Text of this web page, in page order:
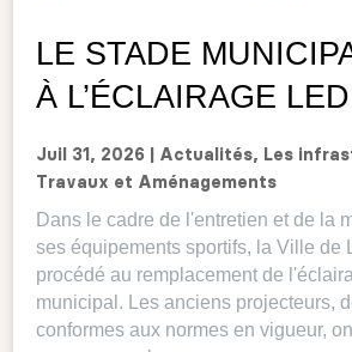
LE STADE
À L’ÉCLAIRAGE LED
Juil 31, 2026 Actualités, Les
Travaux et Aménagements
Dans le cadre de l'entretien et de la
ses équipements sportifs, la Ville de
procédé au remplacement de
municipal. Les anciens projecteurs,
conformes aux normes en vigueur,